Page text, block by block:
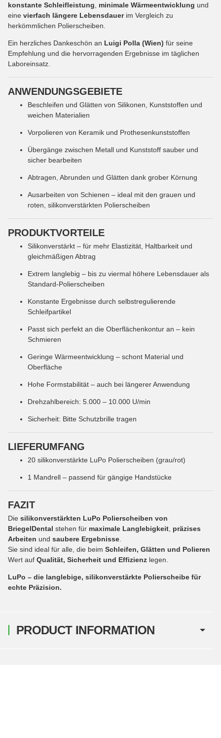
PRODUCT INFORMATION
konstante Schleifleistung, minimale Wärmeentwicklung und
eine vierfach längere Lebensdauerim Vergleich zu
herkömmlichen Polierscheiben.
Ein herzliches Dankeschön an Luigi Polla (Wien) für seine
Empfehlung und die hervorragenden Ergebnisse im täglichen
Laboreinsatz.
ANWENDUNGSGEBIETE
Beschleifen und Glätten von Silikonen, Kunststoffen und
weichen Materialien
Vorpolieren von Keramik und Prothesenkunststoffen
Übergänge zwischen Metall und Kunststoff sauber und
sicher bearbeiten
Abtragen, Abrunden und Glätten dank grober Körnung
Ausarbeiten von Schienen – ideal mit den grauen und
roten, silikonverstärkten Polierscheiben
PRODUKTVORTEILE
Silikonverstärkt – für mehr Elastizität, Haltbarkeit und
gleichmäßigen Abtrag
Extrem langlebig – bis zu viermal höhere Lebensdauer als
Standard-Polierscheiben
Konstante Ergebnisse durch selbstregulierende
Schleifpartikel
Passt sich perfekt an die Oberflächenkontur an – kein
Schmieren
Geringe Wärmeentwicklung – schont Material und
Oberfläche
Hohe Formstabilität – auch bei längerer Anwendung
Drehzahlbereich: 5.000 – 10.000 U/min
Sicherheit: Bitte Schutzbrille tragen
LIEFERUMFANG
20 silikonverstärkte LuPo Polierscheiben (grau/rot)
1 Mandrell – passend für gängige Handstücke
FAZIT
Die silikonverstärkten LuPo Polierscheiben von
BriegelDental stehen für maximale Langlebigkeit präzises
Arbeiten und saubere Ergebnisse
Sie sind ideal für alle, die beim Schleifen, Glätten und Polieren
Wert auf Qualität, Sicherheit und Effizienz legen.
LuPo – die langlebige, silikonverstärkte Polierscheibe für
echte Präzision.